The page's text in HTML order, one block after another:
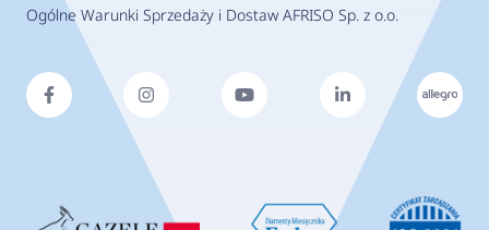
Ogólne Warunki Sprzedaży i Dostaw AFRISO Sp. z o.o.